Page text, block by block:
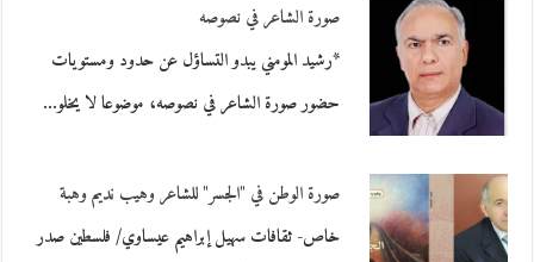
صورة الشاعر في نصوصه
*رشيد المومني يبدو التساؤل عن حدود ومستويات
حضور صورة الشاعر في نصوصه، موضوعا لا يخلو…
صورة الوطن في "الجسر" للشاعر وهيب نديم وهبة
خاص- ثقافات سهيل إبراهيم عيساوي/ فلسطين صدر